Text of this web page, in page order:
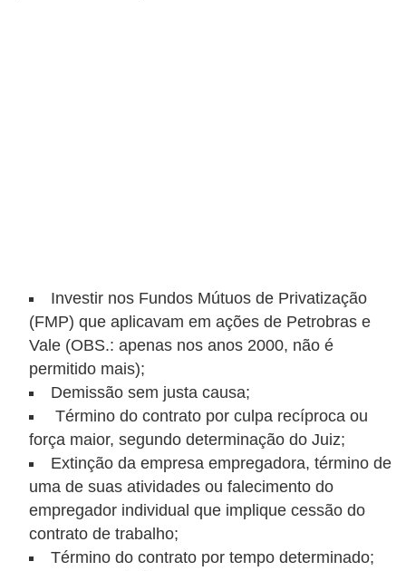
Investir nos Fundos Mútuos de Privatização
(FMP) que aplicavam em ações de Petrobras e
Vale (OBS.: apenas nos anos 2000, não é
permitido mais);
Demissão sem justa causa;
Término do contrato por culpa recíproca ou
força maior, segundo determinação do Juiz;
Extinção da empresa empregadora, término de
uma de suas atividades ou falecimento do
empregador individual que implique cessão do
contrato de trabalho;
Término do contrato por tempo determinado;
c
r
é
o
e
d